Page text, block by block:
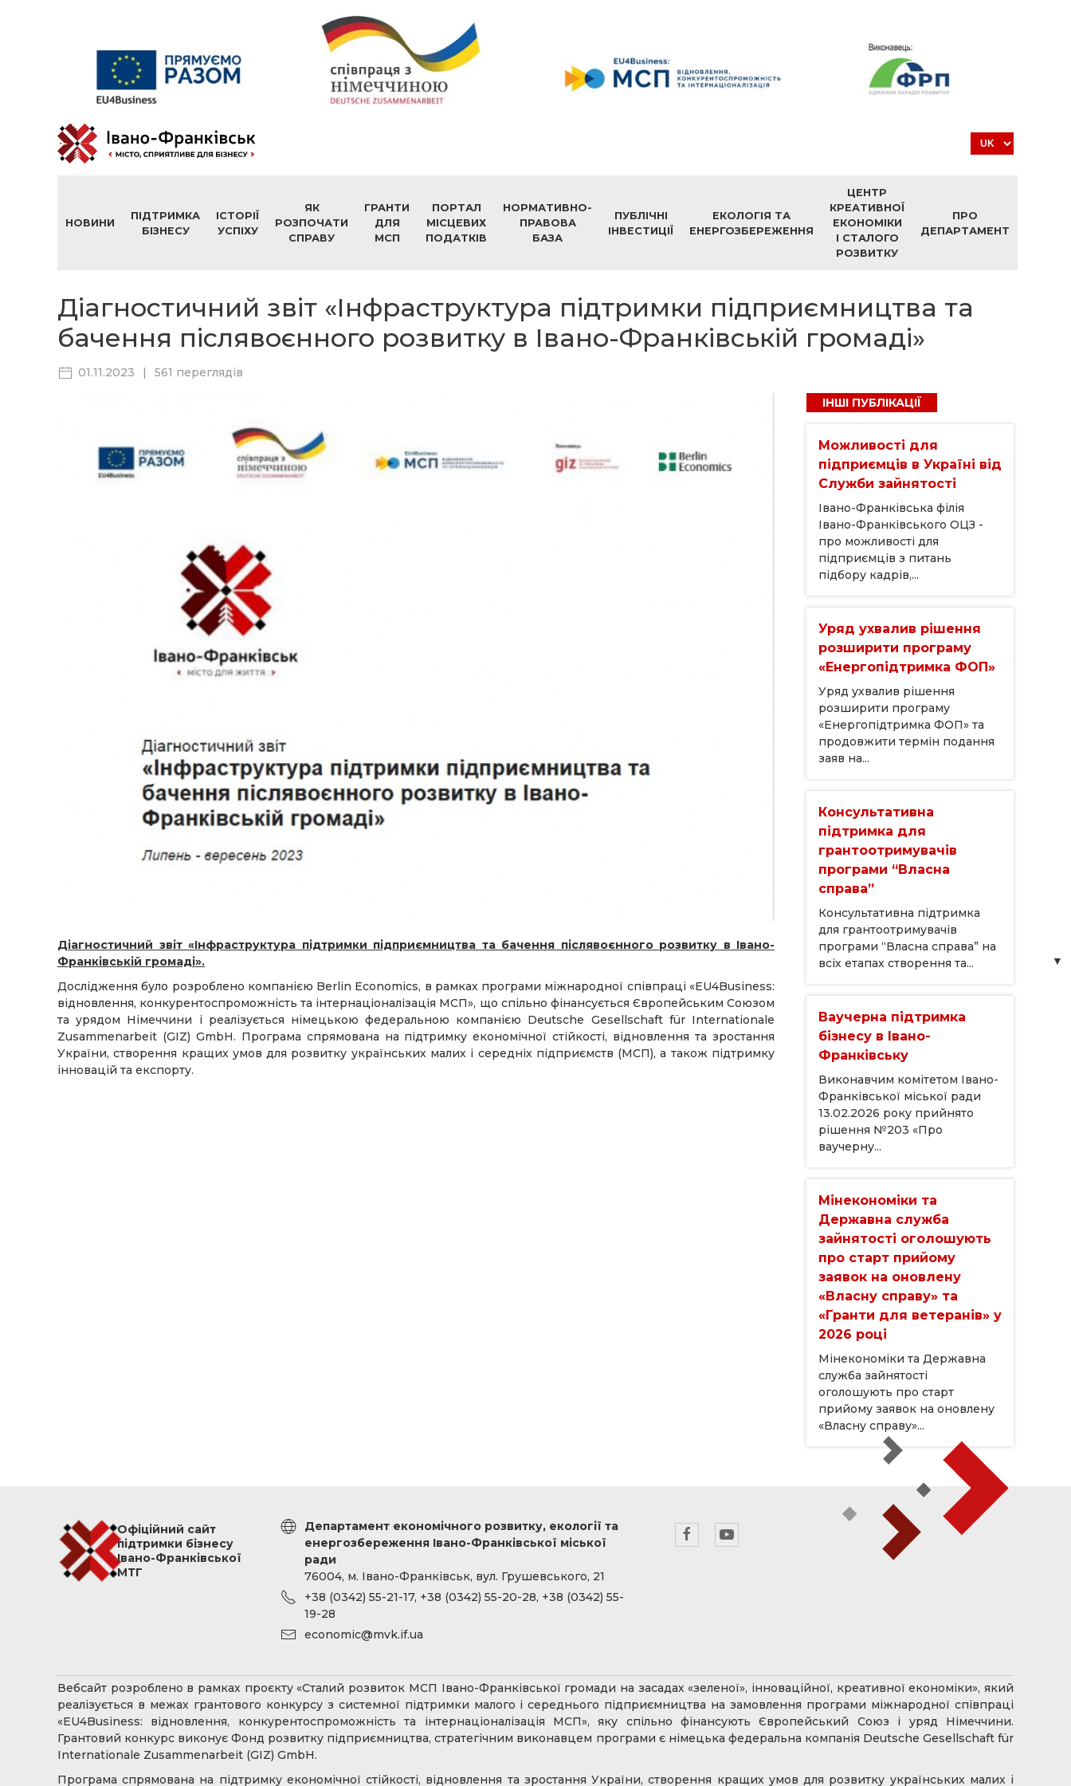
НОВИНИ
ПІДТРИМКА
БІЗНЕСУ
ІСТОРІЇ
УСПІХУ
ЯК
РОЗПОЧАТИ
СПРАВУ
ГРАНТИ
ДЛЯ
МСП
ПОРТАЛ
МІСЦЕВИХ
ПОДАТКІВ
НОРМАТИВНО-
ПРАВОВА
БАЗА
ПУБЛІЧНІ
ІНВЕСТИЦІЇ
ЕКОЛОГІЯ ТА
ЕНЕРГОЗБЕРЕЖЕННЯ
ЦЕНТР
КРЕАТИВНОЇ
ЕКОНОМІКИ
І СТАЛОГО
РОЗВИТКУ
ПРО
ДЕПАРТАМЕНТ
Діагностичний звіт «Інфраструктура підтримки підприємництва та
бачення післявоєнного розвитку в Івано-Франківській громаді»
01.11.2023 561 переглядів
Діагностичний звіт «Інфраструктура підтримки підприємництва та бачення післявоєнного розвитку в Івано-
Франківській громаді».
Дослідження було розроблено компанією Berlin Economics, в рамках програми міжнародної співпраці «EU4Business:
відновлення, конкурентоспроможність та інтернаціоналізація МСП», що спільно фінансується Європейським Союзом
та урядом Німеччини і реалізується німецькою федеральною компанією Deutsche Gesellschaft für Internationale
Zusammenarbeit (GIZ) GmbH. Програма спрямована на підтримку економічної стійкості, відновлення та зростання
України, створення кращих умов для розвитку українських малих і середніх підприємств (МСП), а також підтримку
інновацій та експорту.
ІНШІ ПУБЛІКАЦІЇ
Можливості для
підприємців в Україні від
Служби зайнятості
Івано-Франківська філія
Івано-Франківського ОЦЗ -
про можливості для
підприємців з питань
підбору кадрів,...
Уряд ухвалив рішення
розширити програму
«Енергопідтримка ФОП»
Уряд ухвалив рішення
розширити програму
«Енергопідтримка ФОП» та
продовжити термін подання
заяв на...
Консультативна
підтримка для
грантоотримувачів
програми “Власна
справа”
Консультативна підтримка
для грантоотримувачів
програми “Власна справа” на
всіх етапах створення та...
Ваучерна підтримка
бізнесу в Івано-
Франківську
Виконавчим комітетом Івано-
Франківської міської ради
13.02.2026 року прийнято
рішення №203 «Про
ваучерну...
Мінекономіки та
Державна служба
зайнятості оголошують
про старт прийому
заявок на оновлену
«Власну справу» та
«Гранти для ветеранів» у
2026 році
Мінекономіки та Державна
служба зайнятості
оголошують про старт
прийому заявок на оновлену
«Власну справу»...
Офіційний сайт
підтримки бізнесу
Івано-Франківської
МТГ
Департамент економічного розвитку, екології та
енергозбереження Івано-Франківської міської
ради
76004, м. Івано-Франківськ, вул. Грушевського, 21
+38 (0342) 55-21-17, +38 (0342) 55-20-28, +38 (0342) 55-
19-28
economic@mvk.if.ua
Вебсайт розроблено в рамках проєкту «Сталий розвиток МСП Івано-Франківської громади на засадах «зеленої», інноваційної, креативної економіки», який
реалізується в межах грантового конкурсу з системної підтримки малого і середнього підприємництва на замовлення програми міжнародної співпраці
«EU4Business: відновлення, конкурентоспроможність та інтернаціоналізація МСП», яку спільно фінансують Європейський Союз і уряд Німеччини.
Грантовий конкурс виконує Фонд розвитку підприємництва, стратегічним виконавцем програми є німецька федеральна компанія Deutsche Gesellschaft für
Internationale Zusammenarbeit (GIZ) GmbH.
Програма спрямована на підтримку економічної стійкості, відновлення та зростання України, створення кращих умов для розвитку українських малих і